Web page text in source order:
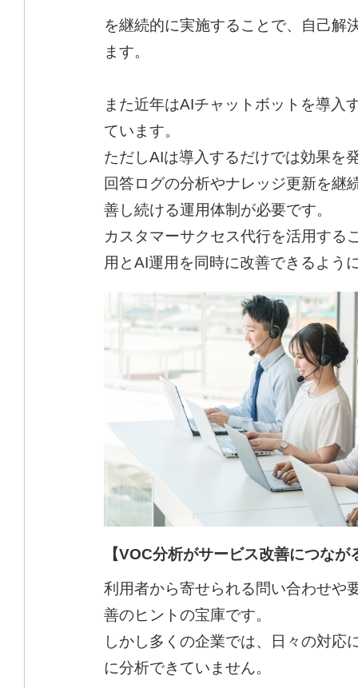
を継続的に実施することで、自己解
ます。
また近年はAIチャットボットを導入
ています。
ただしAIは導入するだけでは効果を
回答ログの分析やナレッジ更新を継
善し続ける運用体制が必要です。
カスタマーサクセス代行を活用する
用とAI運用を同時に改善できるよう
【VOC分析がサービス改善につなが
利用者から寄せられる問い合わせや
善のヒントの宝庫です。
しかし多くの企業では、日々の対応
に分析できていません。